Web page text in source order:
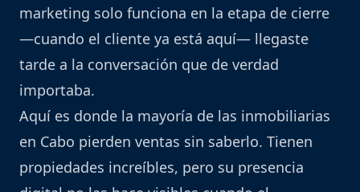
marketing solo funciona en la etapa de cierre
—cuando el cliente ya está aquí— llegaste
tarde a la conversación que de verdad
importaba.
Aquí es donde la mayoría de las inmobiliarias
en Cabo pierden ventas sin saberlo. Tienen
propiedades increíbles, pero su presencia